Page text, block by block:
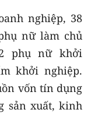
nghiệp, 38
nữ làm chủ
phụ nữ khởi
khởi nghiệp.
vốn tín dụng
sản xuất, kinh